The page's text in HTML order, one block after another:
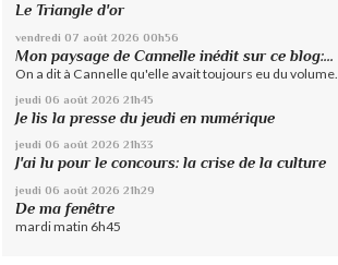
Le Triangle d'or
vendredi 07 août 2026 00h56
Mon paysage de Cannelle inédit sur ce blog:...
On a dit à Cannelle qu'elle avait toujours eu du volume...
jeudi 06 août 2026 21h45
Je lis la presse du jeudi en numérique
jeudi 06 août 2026 21h33
J'ai lu pour le concours: la crise de la culture
jeudi 06 août 2026 21h29
De ma fenêtre
mardi matin 6h45